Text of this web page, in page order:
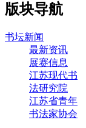
版块导航
书坛新闻
最新资讯
展赛信息
江苏现代书
法研究院
江苏省青年
书法家协会